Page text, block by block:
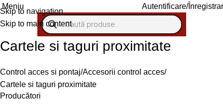
Skip to navigation
Skip to main content
Meniu Autentificare/
Cartele si taguri proximitate
Control acces si pontaj Accesorii control acces
Cartele si taguri proximitate
Producători